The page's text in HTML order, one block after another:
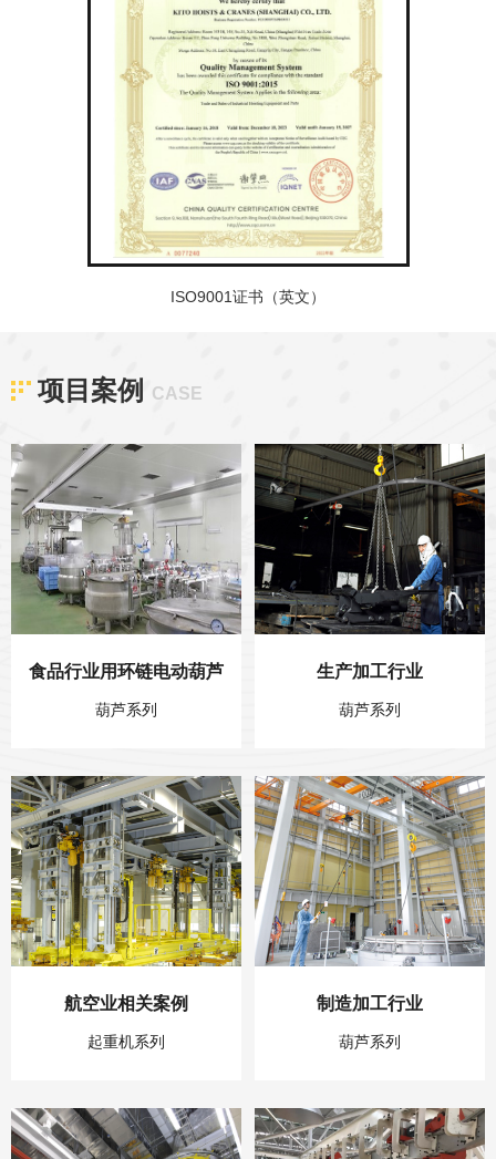
ISO9001证书（英文）
项目案例 CASE
食品行业用环链电动葫芦
葫芦系列
生产加工行业
葫芦系列
航空业相关案例
起重机系列
制造加工行业
葫芦系列